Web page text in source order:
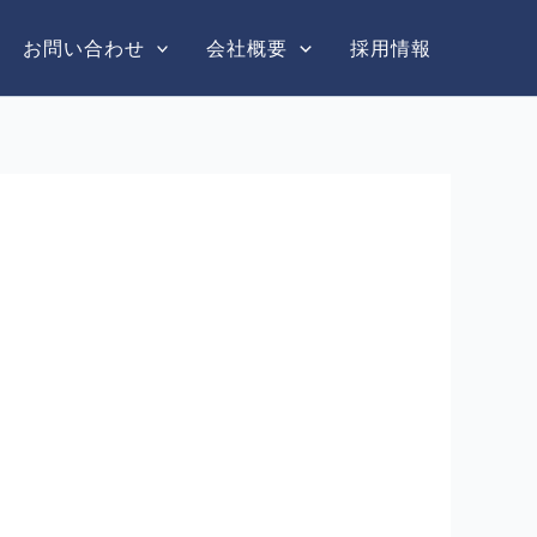
お問い合わせ 会社概要 採用情報